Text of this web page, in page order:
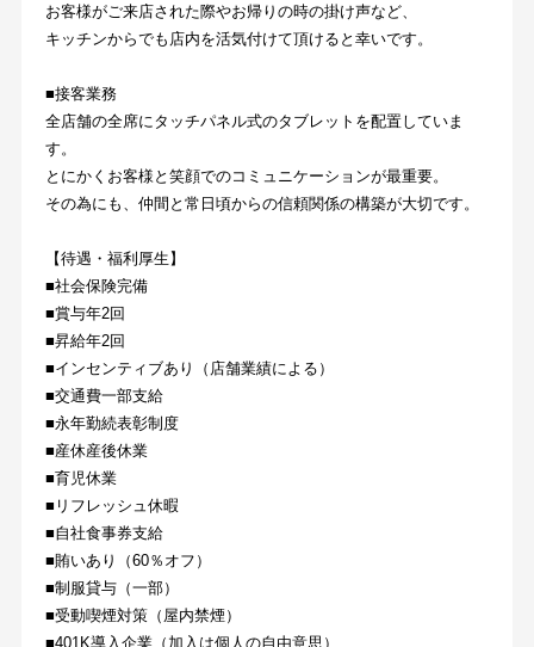
お客様がご来店された際やお帰りの時の掛け声など、
キッチンからでも店内を活気付けて頂けると幸いです。
■接客業務
全店舗の全席にタッチパネル式のタブレットを配置していま
す。
とにかくお客様と笑顔でのコミュニケーションが最重要。
その為にも、仲間と常日頃からの信頼関係の構築が大切です。
【待遇・福利厚生】
■社会保険完備
■賞与年2回
■昇給年2回
■インセンティブあり（店舗業績による）
■交通費一部支給
■永年勤続表彰制度
■産休産後休業
■育児休業
■リフレッシュ休暇
■自社食事券支給
■賄いあり（60％オフ）
■制服貸与（一部）
■受動喫煙対策（屋内禁煙）
■401K導入企業（加入は個人の自由意思）